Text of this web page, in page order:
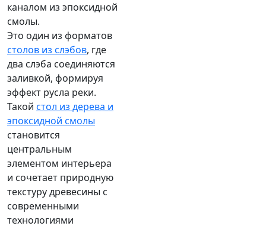
каналом из эпоксидной
смолы.
Это один из форматов
столов из слэбов, где
два слэба соединяются
заливкой, формируя
эффект русла реки.
Такой стол из дерева и
эпоксидной смолы
становится
центральным
элементом интерьера
и сочетает природную
текстуру древесины с
современными
технологиями